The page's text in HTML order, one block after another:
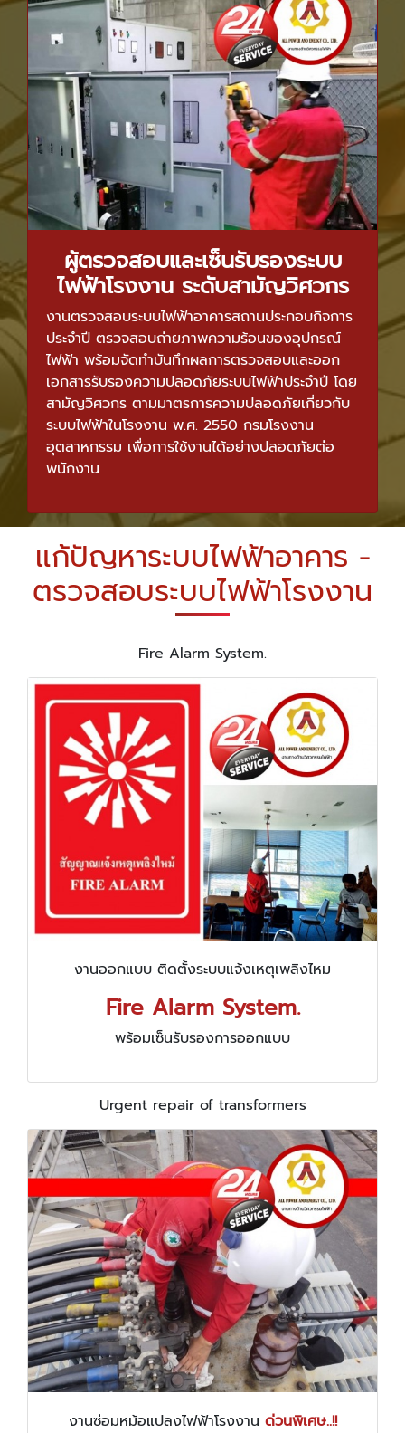
ผู้ตรวจสอบและเซ็นรับรองระบบ
ไฟฟ้าโรงงาน ระดับสามัญวิศวกร
งานตรวจสอบระบบไฟฟ้าอาคารสถานประกอบกิจการ
ประจำปี ตรวจสอบถ่ายภาพความร้อนของอุปกรณ์
ไฟฟ้า พร้อมจัดทําบันทึกผลการตรวจสอบและออก
เอกสารรับรองความปลอดภัยระบบไฟฟ้าประจำปี โดย
สามัญวิศวกร ตามมาตรการความปลอดภัยเกี่ยวกับ
ระบบไฟฟ้าในโรงงาน พ.ศ. 2550 กรมโรงงาน
อุตสาหกรรม เพื่อการใช้งานได้อย่างปลอดภัยต่อ
พนักงาน
แก้ปัญหาระบบไฟฟ้าอาคาร -
ตรวจสอบระบบไฟฟ้าโรงงาน
Fire Alarm System.
งานออกแบบ ติดตั้งระบบแจ้งเหตุเพลิงไหม
Fire Alarm System.
พร้อมเซ็นรับรองการออกแบบ
Urgent repair of transformers
งานซ่อมหม้อแปลงไฟฟ้าโรงงาน ด่วนพิเศษ..!!